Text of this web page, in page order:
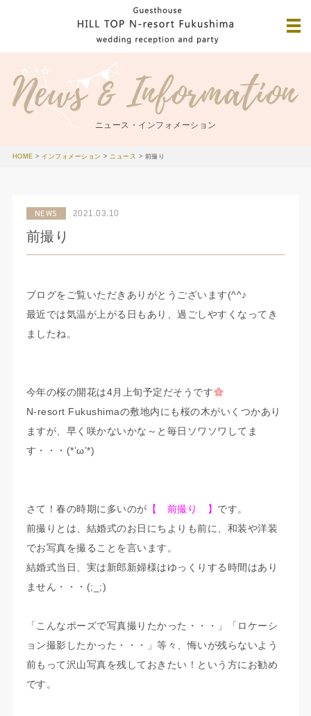
ニュース・インフォメーション
HOME > インフォメーション >ニュース > 前撮り
NEWS 2021.03.10
前撮り
ブログをご覧いただきありがとうございます(^^♪
最近では気温が上がる日もあり、過ごしやすくなってき
ましたね。
今年の桜の開花は4月上旬予定だそうです
N-resort Fukushimaの敷地内にも桜の木がいくつかあり
ますが、早く咲かないかな～と毎日ソワソワしてま
す・・・(*’ω’*)
さて！春の時期に多いのが 【 前撮り 】 です。
前撮りとは、結婚式のお日にちよりも前に、和装や洋装
でお写真を撮ることを言います。
結婚式当日、実は新郎新婦様はゆっくりする時間はあり
ません・・・(;_;)
「こんなポーズで写真撮りたかった・・・」「ロケーシ
ョン撮影したかった・・・」等々、悔いが残らないよう
前もって沢山写真を残しておきたい！という方にお勧め
です。